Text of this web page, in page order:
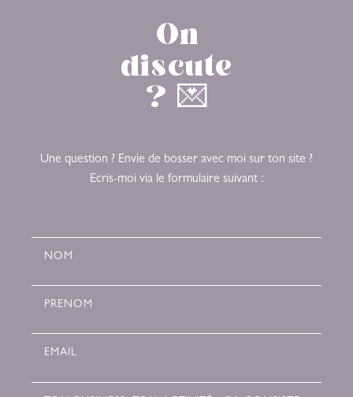
On
discute
? 💌
Une question ? Envie de bosser avec moi sur ton site ?
Ecris-moi via le formulaire suivant :